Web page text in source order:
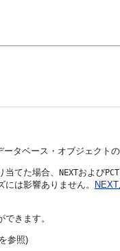
ータベース・オブジェクト
てた場合、 NEXTおよび
は影響ありません。 NEXT
きます。
を参照)